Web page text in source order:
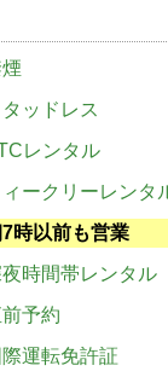
ッドレス
レンタル
ークリーレンタ
時以前も営業
時間帯レンタル
予約
運転免許証